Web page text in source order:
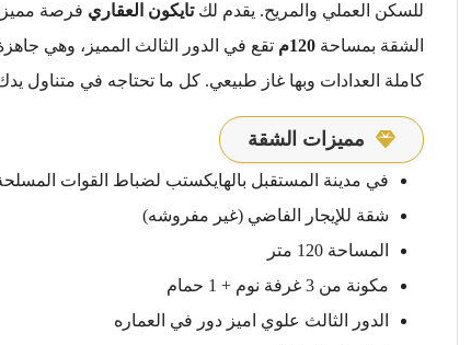
للسكن العملي والمريح. يقدم لكتايكون العقاري فرصة
الشقة بمساحة 120م
تقع في الدور الثالث المميز، وهي
كاملة العدادات وبها غاز طبيعي. كل ما تحتاجه في متناول
مميزات الشقة
في مدينة المستقبل بالهايكستب لضباط القوات المسلحة
شقة للإيجار الفاضي (غير مفروشه)
المساحة 120 متر
مكونة من 3 غرفة نوم + 1 حمام
الدور الثالث علوي اميز دور في العماره